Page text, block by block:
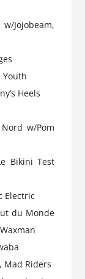
Jojobeam,
Youth
Heels
w/Pom
Bikini Test
Electric
du Monde
Mad Riders